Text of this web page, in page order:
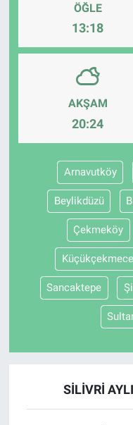
ÖĞLE
13:18
AKŞAM
20:24
Arnavutköy
Beylikdüzü
Çekmeköy
Küçükçekmece
Sancaktepe
SILIVRI